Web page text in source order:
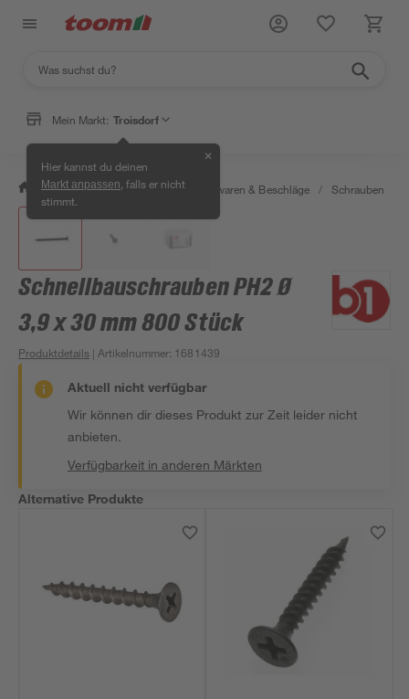
Mein Markt: Troisdorf
Hier kannst du deinen
Markt anpassen , falls er nicht
stimmt.
✕
/ Werkstatt & Maschinen / Eisenwaren & Beschläge / Schrauben
Schnellbauschrauben PH2 Ø
3,9 x 30 mm 800 Stück
Produktdetails | Artikelnummer: 1681439
Aktuell nicht verfügbar
Wir können dir dieses Produkt zur Zeit leider nicht
anbieten.
Verfügbarkeit in anderen Märkten
Alternative Produkte